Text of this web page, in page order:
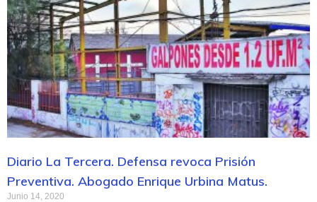
Diario La Tercera. Defensa revoca Prisión
Preventiva. Abogado Enrique Urbina Matus.
Junio 14, 2020